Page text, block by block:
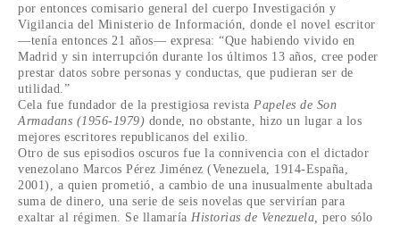
por entonces comisario general del cuerpo Investigación y
Vigilancia del Ministerio de Información, donde el novel escritor
—tenía entonces 21 años— expresa: “Que habiendo vivido en
Madrid y sin interrupción durante los últimos 13 años, cree poder
prestar datos sobre personas y conductas, que pudieran ser de
utilidad.”
Cela fue fundador de la prestigiosa revista Papeles de Son
Armadans (1956-1979) donde, no obstante, hizo un lugar a los
mejores escritores republicanos del exilio.
Otro de sus episodios oscuros fue la connivencia con el dictador
venezolano Marcos Pérez Jiménez (Venezuela, 1914-España,
2001), a quien prometió, a cambio de una inusualmente abultada
suma de dinero, una serie de seis novelas que servirían para
exaltar al régimen. Se llamaría Historias de Venezuela, pero sólo